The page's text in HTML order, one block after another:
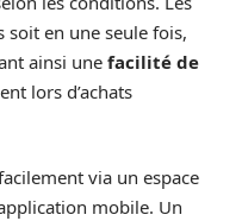
soit en une seule fois,
ainsi une facilité de
lors d’achats
via un espace
mobile. Un